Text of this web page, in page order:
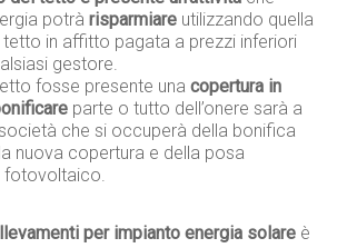
potràrisparmiare utilizzando quella
in affitto pagata a prezzi inferiori
gestore.
fosse presente unacopertura in
parte o tutto dell’onere sarà a
che si occuperà della bonifica
nuova copertura e della posa
fotovoltaico.
per impianto energia solare è